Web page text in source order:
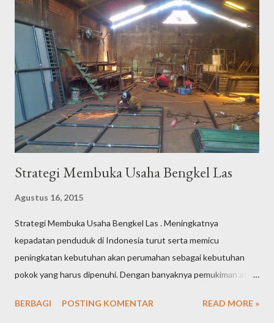
alat listrik, karena prospeknya yang masih sangat bagus. Berikut
ini adalah beberapa cara yang bisa anda pertimbangkan dalam
memulai membuka toko perlengkapan alat listrik: Lokasi usaha
Pemilihan lokasi usaha sangat penting karena akan berpengaruh
pada perkembangan usaha toko perlengkapan alat listrik yang
akan anda rintis. Pilihlah lokasi usaha yang strategis dan mudah
d...
Strategi Membuka Usaha Bengkel Las
Agustus 16, 2015
Strategi Membuka Usaha Bengkel Las . Meningkatnya
kepadatan penduduk di Indonesia turut serta memicu
peningkatan kebutuhan akan perumahan sebagai kebutuhan
pokok yang harus dipenuhi. Dengan banyaknya pemukiman atau
lama yang membutuhkan renovasi, maka peluang usaha bengkel
BERBAGI POSTING KOMENTAR READ MORE »